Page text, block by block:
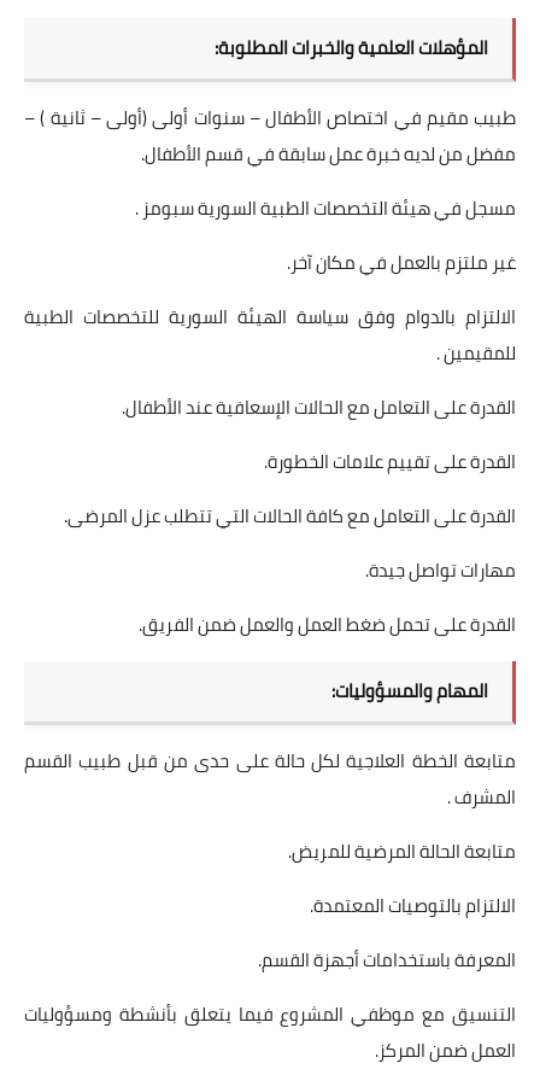
المؤهلات العلمية والخبرات المطلوبة:
طبيب مقيم في اختصاص الأطفال – سنوات أولى (أولى – ثانية ) –
مفضل من لديه خبرة عمل سابقة في قسم الأطفال.
مسجل في هيئة التخصصات الطبية السورية سبومز .
غير ملتزم بالعمل في مكان آخر.
الالتزام بالدوام وفق سياسة الهيئة السورية للتخصصات الطبية
للمقيمين .
القدرة على التعامل مع الحالات الإسعافية عند الأطفال.
القدرة على تقييم علامات الخطورة.
القدرة على التعامل مع كافة الحالات التي تتطلب عزل المرضى.
مهارات تواصل جيدة.
القدرة على تحمل ضغط العمل والعمل ضمن الفريق.
المهام والمسؤوليات:
متابعة الخطة العلاجية لكل حالة على حدى من قبل طبيب القسم
المشرف .
متابعة الحالة المرضية للمريض.
الالتزام بالتوصيات المعتمدة.
المعرفة باستخدامات أجهزة القسم.
التنسيق مع موظفي المشروع فيما يتعلق بأنشطة ومسؤوليات
العمل ضمن المركز.